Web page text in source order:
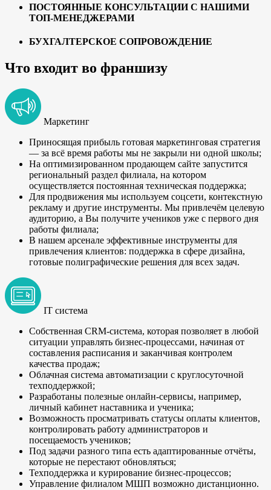
ПОСТОЯННЫЕ КОНСУЛЬТАЦИИ С НАШИМИ
ТОП-МЕНЕДЖЕРАМИ
БУХГАЛТЕРСКОЕ СОПРОВОЖДЕНИЕ
Что входит во франшизу
Маркетинг
Приносящая прибыль готовая маркетинговая стратегия
— за всё время работы мы не закрыли ни одной школы;
На оптимизированном продающем сайте запустится
региональный раздел филиала, на котором
осуществляется постоянная техническая поддержка;
Для продвижения мы используем соцсети, контекстную
рекламу и другие инструменты. Мы привлечём целевую
аудиторию, а Вы получите учеников уже с первого дня
работы филиала;
В нашем арсенале эффективные инструменты для
привлечения клиентов: поддержка в сфере дизайна,
готовые полиграфические решения для всех задач.
IT система
Собственная CRM-система, которая позволяет в любой
ситуации управлять бизнес-процессами, начиная от
составления расписания и заканчивая контролем
качества продаж;
Облачная система автоматизации с круглосуточной
техподдержкой;
Разработаны полезные онлайн-сервисы, например,
личный кабинет наставника и ученика;
Возможность просматривать статусы оплаты клиентов,
контролировать работу администраторов и
посещаемость учеников;
Под задачи разного типа есть адаптированные отчёты,
которые не перестают обновляться;
Техподдержка и курирование бизнес-процессов;
Управление филиалом МШП возможно дистанционно.